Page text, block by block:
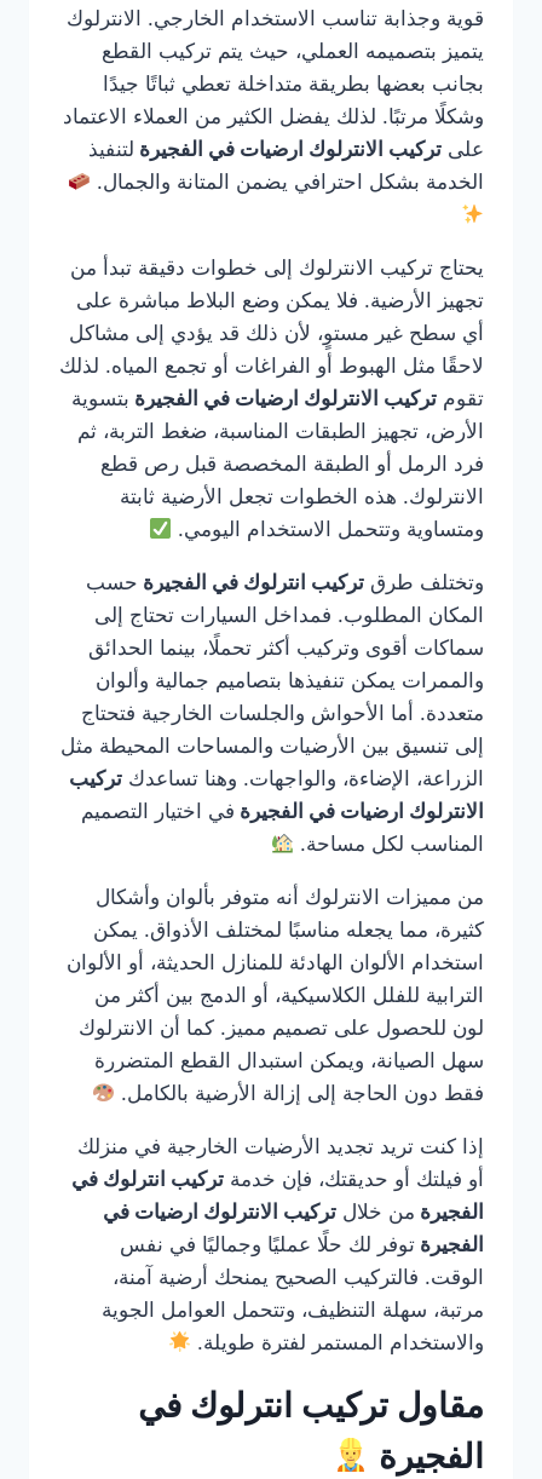
قوية وجذابة تناسب الاستخدام الخارجي. الانترلوك
يتميز بتصميمه العملي، حيث يتم تركيب القطع
بجانب بعضها بطريقة متداخلة تعطي ثباتًا جيدًا
وشكلًا مرتبًا. لذلك يفضل الكثير من العملاء الاعتماد
على تركيب الانترلوك ارضيات في الفجيرة لتنفيذ
الخدمة بشكل احترافي يضمن المتانة والجمال.
يحتاج تركيب الانترلوك إلى خطوات دقيقة تبدأ من
تجهيز الأرضية. فلا يمكن وضع البلاط مباشرة على
أي سطح غير مستوٍ، لأن ذلك قد يؤدي إلى مشاكل
لاحقًا مثل الهبوط أو الفراغات أو تجمع المياه. لذلك
تقوم تركيب الانترلوك ارضيات في الفجيرة بتسوية
الأرض، تجهيز الطبقات المناسبة، ضغط التربة، ثم
فرد الرمل أو الطبقة المخصصة قبل رص قطع
الانترلوك. هذه الخطوات تجعل الأرضية ثابتة
ومتساوية وتتحمل الاستخدام اليومي.
وتختلف طرق تركيب انترلوك في الفجيرة حسب
المكان المطلوب. فمداخل السيارات تحتاج إلى
سماكات أقوى وتركيب أكثر تحملًا، بينما الحدائق
والممرات يمكن تنفيذها بتصاميم جمالية وألوان
متعددة. أما الأحواش والجلسات الخارجية فتحتاج
إلى تنسيق بين الأرضيات والمساحات المحيطة مثل
الزراعة، الإضاءة، والواجهات. وهنا تساعدك تركيب
الانترلوك ارضيات في الفجيرة في اختيار التصميم
المناسب لكل مساحة.
من مميزات الانترلوك أنه متوفر بألوان وأشكال
كثيرة، مما يجعله مناسبًا لمختلف الأذواق. يمكن
استخدام الألوان الهادئة للمنازل الحديثة، أو الألوان
الترابية للفلل الكلاسيكية، أو الدمج بين أكثر من
لون للحصول على تصميم مميز. كما أن الانترلوك
سهل الصيانة، ويمكن استبدال القطع المتضررة
فقط دون الحاجة إلى إزالة الأرضية بالكامل.
إذا كنت تريد تجديد الأرضيات الخارجية في منزلك
أو فيلتك أو حديقتك، فإن خدمة تركيب انترلوك في
الفجيرة من خلال تركيب الانترلوك ارضيات في
الفجيرة توفر لك حلًا عمليًا وجماليًا في نفس
الوقت. فالتركيب الصحيح يمنحك أرضية آمنة،
مرتبة، سهلة التنظيف، وتتحمل العوامل الجوية
والاستخدام المستمر لفترة طويلة.
مقاول تركيب انترلوك في
الفجيرة